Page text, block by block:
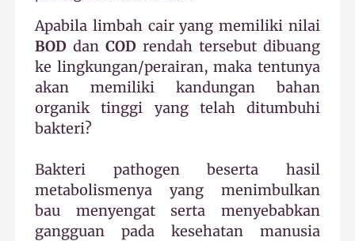
Apabila limbah cair yang memiliki nilai
BOD danCOD rendah tersebut dibuang
ke lingkungan/perairan, maka tentunya
akan memiliki kandungan bahan
organik tinggi yang telah ditumbuhi
bakteri?
Bakteri pathogen beserta hasil
metabolismenya yang menimbulkan
bau menyengat serta menyebabkan
gangguan pada kesehatan manusia